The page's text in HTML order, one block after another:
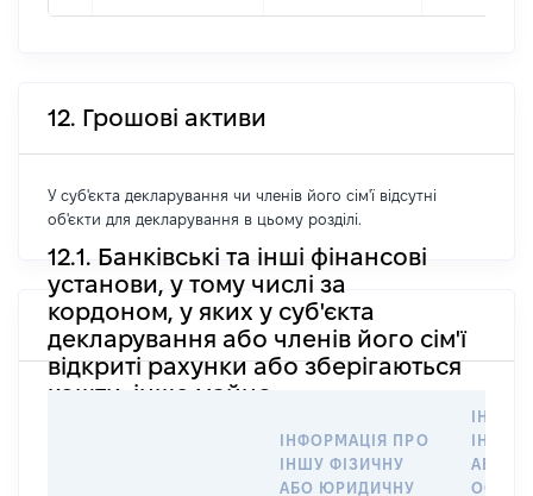
12. Грошові активи
У суб'єкта декларування чи членів його сім'ї відсутні
об'єкти для декларування в цьому розділі.
12.1. Банківські та інші фінансові
установи, у тому числі за
кордоном, у яких у суб'єкта
декларування або членів його сім'ї
відкриті рахунки або зберігаються
кошти, інше майно
ІНФОРМАЦІЯ ПРО
ІНШУ ФІЗИЧНУ
АБО ЮРИДИЧНУ
ІНШУ
АБО